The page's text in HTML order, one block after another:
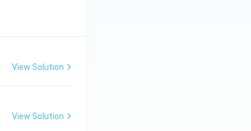
View Solution
View Solution